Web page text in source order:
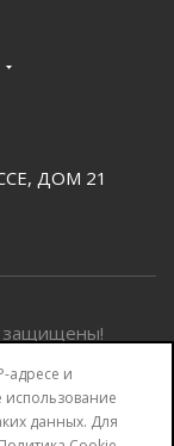
ДОМ 21
защищены!
Полушина
адресе и
данных. Для